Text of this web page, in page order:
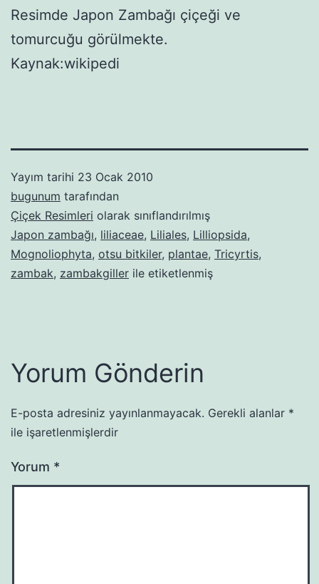
Resimde Japon Zambağı çiçeği ve
tomurcuğu görülmekte.
Kaynak:wikipedi
Yayım tarihi 23 Ocak 2010
bugunum tarafından
Çiçek Resimleri olarak sınıflandırılmış
Japon zambağı, liliaceae, Liliales, Lilliopsida,
Mognoliophyta, otsu bitkiler, plantae, Tricyrtis,
zambak, zambakgiller ile etiketlenmiş
Yorum Gönderin
E-posta adresiniz yayınlanmayacak. Gerekli alanlar *
ile işaretlenmişlerdir
Yorum *